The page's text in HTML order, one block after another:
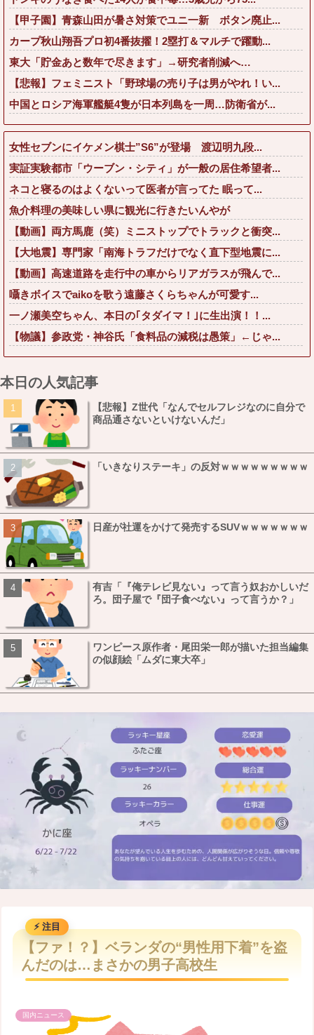
【甲子園】青森山田が暑さ対策でユニ一新 ボタン廃止...
カープ秋山翔吾プロ初4番抜擢！2塁打＆マルチで躍動...
東大「貯金あと数年で尽きます」→研究者削減へ…
【悲報】フェミニスト「野球場の売り子は男がやれ！い...
中国とロシア海軍艦艇4隻が日本列島を一周…防衛省が...
女性セブンにイケメン棋士”S6”が登場 渡辺明九段...
実証実験都市「ウーブン・シティ」が一般の居住希望者...
ネコと寝るのはよくないって医者が言ってた 眠って...
魚介料理の美味しい県に観光に行きたいんやが
【動画】両方馬鹿（笑）ミニストップでトラックと衝突...
【大地震】専門家「南海トラフだけでなく直下型地震に...
【動画】高速道路を走行中の車からリアガラスが飛んで...
囁きボイスでaikoを歌う遠藤さくらちゃんが可愛す...
一ノ瀬美空ちゃん、本日の｢タダイマ！｣に生出演！！...
【物議】参政党・神谷氏「食料品の減税は愚策」←じゃ...
本日の人気記事
【悲報】Z世代「なんでセルフレジなのに自分で
商品通さないといけないんだ」
「いきなりステーキ」の反対ｗｗｗｗｗｗｗｗｗ
日産が社運をかけて発売するSUVｗｗｗｗｗｗｗ
有吉「『俺テレビ見ない』って言う奴おかしいだ
ろ。団子屋で『団子食べない』って言うか？」
ワンピース原作者・尾田栄一郎が描いた担当編集
の似顔絵「ムダに東大卒」
M
u
【ファ！？】ベランダの“男性用下着”を盗
んだのは…まさかの男子高校生
国内ニュース